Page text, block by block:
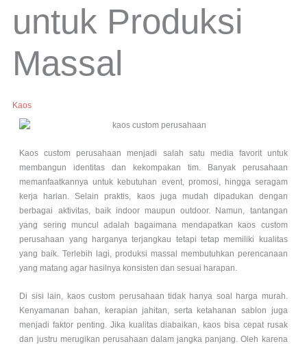
untuk Produksi
Massal
Kaos
Kaos custom perusahaan menjadi salah satu media favorit untuk
membangun identitas dan kekompakan tim. Banyak perusahaan
memanfaatkannya untuk kebutuhan event, promosi, hingga seragam
kerja harian. Selain praktis, kaos juga mudah dipadukan dengan
berbagai aktivitas, baik indoor maupun outdoor. Namun, tantangan
yang sering muncul adalah bagaimana mendapatkan kaos custom
perusahaan yang harganya terjangkau tetapi tetap memiliki kualitas
yang baik. Terlebih lagi, produksi massal membutuhkan perencanaan
yang matang agar hasilnya konsisten dan sesuai harapan.
Di sisi lain, kaos custom perusahaan tidak hanya soal harga murah.
Kenyamanan bahan, kerapian jahitan, serta ketahanan sablon juga
menjadi faktor penting. Jika kualitas diabaikan, kaos bisa cepat rusak
dan justru merugikan perusahaan dalam jangka panjang. Oleh karena